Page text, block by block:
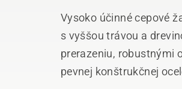
Vysoko účinné cepové
s vyššou trávou a
prerazeniu, robustnými
pevnej konštrukčnej